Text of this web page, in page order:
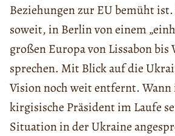
Beziehungen zur EU bemüht
soweit, in Berlin von einem
großen Europa von Lissabon bis
sprechen. Mit Blick auf die
Vision noch weit entfernt.
kirgisische Präsident im Laufe
Situation in der Ukraine